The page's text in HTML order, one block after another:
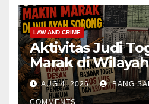
LAW AND CRIME
Aktivitas Judi
Marak di
Warga Desak
Tangkap
AUG 4, 2026 BANG
COMMENTS